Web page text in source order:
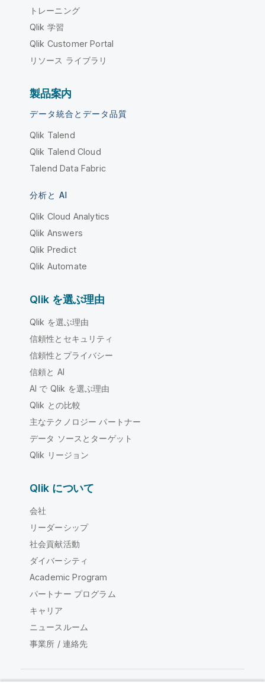
トレーニング
Qlik 学習
Qlik Customer Portal
リソース ライブラリ
製品案内
データ統合とデータ品質
Qlik Talend
Qlik Talend Cloud
Talend Data Fabric
分析と AI
Qlik Cloud Analytics
Qlik Answers
Qlik Predict
Qlik Automate
Qlik を選ぶ理由
Qlik を選ぶ理由
信頼性とセキュリティ
信頼性とプライバシー
信頼と AI
AI で Qlik を選ぶ理由
Qlik との比較
主なテクノロジー パートナー
データ ソースとターゲット
Qlik リージョン
Qlik について
会社
リーダーシップ
社会貢献活動
ダイバーシティ
Academic Program
パートナー プログラム
キャリア
ニュースルーム
事業所 / 連絡先